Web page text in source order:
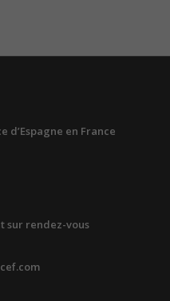
d’Espagne en France
sur rendez-vous